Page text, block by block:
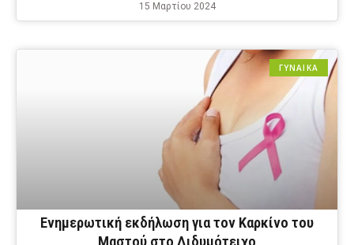
15 Μαρτίου 2024
ΓΥΝΑΙΚΑ
Ενημερωτική εκδήλωση για τον Καρκίνο του